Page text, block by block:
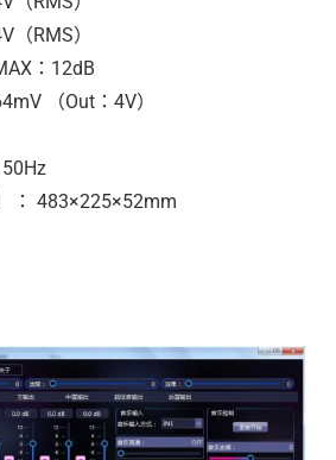
RMS）
：12dB
（Out：4V）
： 483×225×52mm